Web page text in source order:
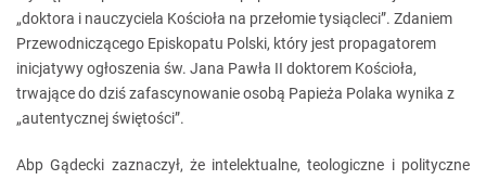
„doktora i nauczyciela Kościoła na przełomie tysiącleci”. Zdaniem
Przewodniczącego Episkopatu Polski, który jest propagatorem
inicjatywy ogłoszenia św. Jana Pawła II doktorem Kościoła,
trwające do dziś zafascynowanie osobą Papieża Polaka wynika z
„autentycznej świętości”.
Abp Gądecki zaznaczył, że intelektualne, teologiczne i polityczne